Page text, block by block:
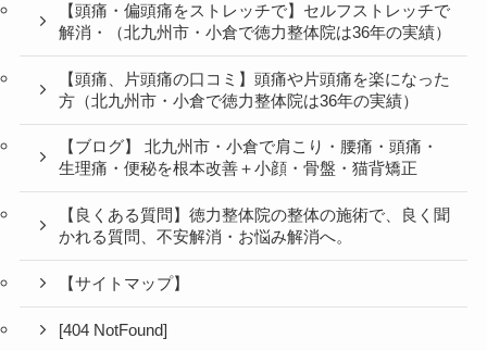
【頭痛・偏頭痛をストレッチで】セルフストレッチで
解消・（北九州市・小倉で徳力整体院は36年の実績）
【頭痛、片頭痛の口コミ】頭痛や片頭痛を楽になった
方（北九州市・小倉で徳力整体院は36年の実績）
【ブログ】 北九州市・小倉で肩こり・腰痛・頭痛・
生理痛・便秘を根本改善＋小顔・骨盤・猫背矯正
【良くある質問】徳力整体院の整体の施術で、良く聞
かれる質問、不安解消・お悩み解消へ。
【サイトマップ】
[404 NotFound]